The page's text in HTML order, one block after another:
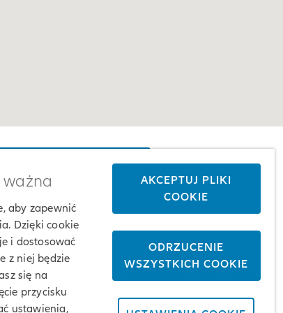
WYZNACZ TRASĘ
Dołącz do nas
ważna
aby zapewnić
Dzięki cookie
i dostosować
z niej będzie
się na
przycisku
ustawienia,
AKCEPTUJ PLIKI
COOKIE
ODRZUCENIE
WSZYSTKICH COOKIE